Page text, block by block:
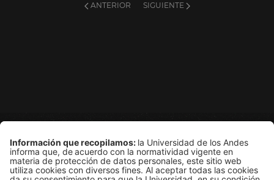
ANTERIOR SIGUIENTE